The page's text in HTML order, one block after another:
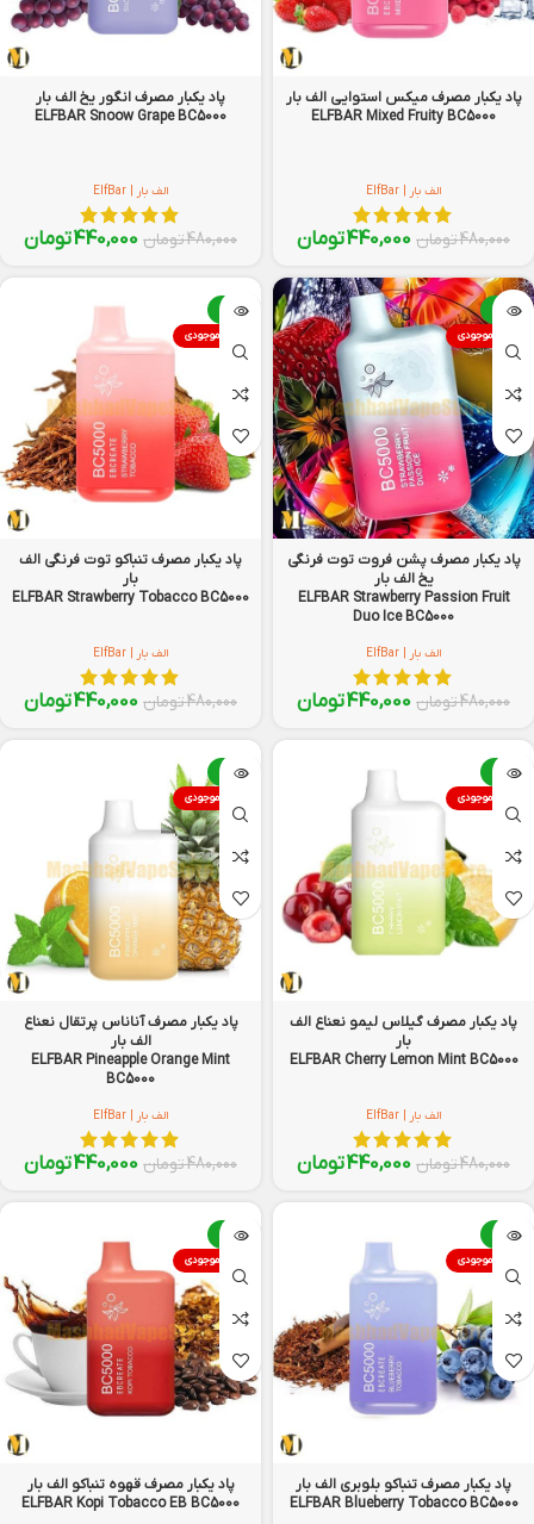
پاد یکبار مصرف میکس استوایی الف بار
ELFBAR Mixed Fruity BC5000
الف بار | ElfBar
480,000تومان 440,000تومان
پاد یکبار مصرف انگور یخ الف بار
ELFBAR Snoow Grape BC5000
الف بار | ElfBar
480,000تومان 440,000تومان
-8%
اتمام موجودی
پاد یکبار مصرف پشن فروت توت فرنگی
یخ الف بار
ELFBAR Strawberry Passion Fruit
Duo Ice BC5000
الف بار | ElfBar
480,000تومان 440,000تومان
-8%
اتمام موجودی
پاد یکبار مصرف تنباکو توت فرنگی الف
بار
ELFBAR Strawberry Tobacco BC5000
الف بار | ElfBar
480,000تومان 440,000تومان
-8%
اتمام موجودی
پاد یکبار مصرف گیلاس لیمو نعناع الف
بار
ELFBAR Cherry Lemon Mint BC5000
الف بار | ElfBar
480,000تومان 440,000تومان
-8%
اتمام موجودی
پاد یکبار مصرف آناناس پرتقال نعناع
الف بار
ELFBAR Pineapple Orange Mint
BC5000
الف بار | ElfBar
480,000تومان 440,000تومان
-8%
اتمام موجودی
پاد یکبار مصرف تنباکو بلوبری الف بار
ELFBAR Blueberry Tobacco BC5000
-8%
اتمام موجودی
پاد یکبار مصرف قهوه تنباکو الف بار
ELFBAR Kopi Tobacco EB BC5000